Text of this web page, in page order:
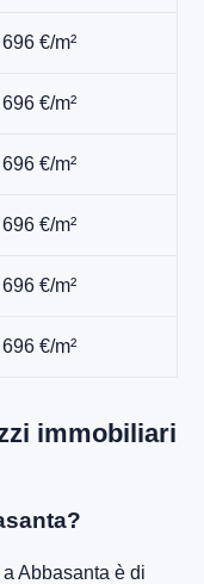
696 €/m²
696 €/m²
696 €/m²
696 €/m²
696 €/m²
696 €/m²
immobiliari
Abbasanta è di